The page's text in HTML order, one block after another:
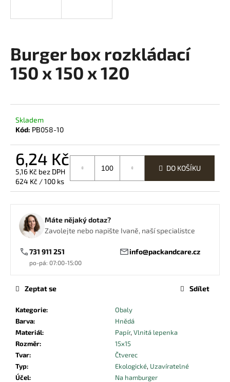
Burger box rozkládací
150 x 150 x 120
Skladem
Kód: PB058-10
6,24 Kč
5,16 Kč bez DPH
Měrná
cena:
624 Kč / 100 ks
DO KOŠÍKU
Máte nějaký dotaz?
Zavolejte nebo napište Ivaně, naší specialistce
731 911 251
po-pá: 07:00-15:00
info@packandcare.cz
Kategorie:
Obaly
Barva:
Hnědá
Materiál: Papír, Vlnitá lepenka
Rozměr:
15x15
Tvar:
Čtverec
Typ: Ekologické, Uzavíratelné
Účel:
Na hamburger
Zeptat se Sdílet
t
?
D
o
p
m
PAPÍROVÝ
NA
PEČIVO
HNĚDÝ
270X120X50
0,46